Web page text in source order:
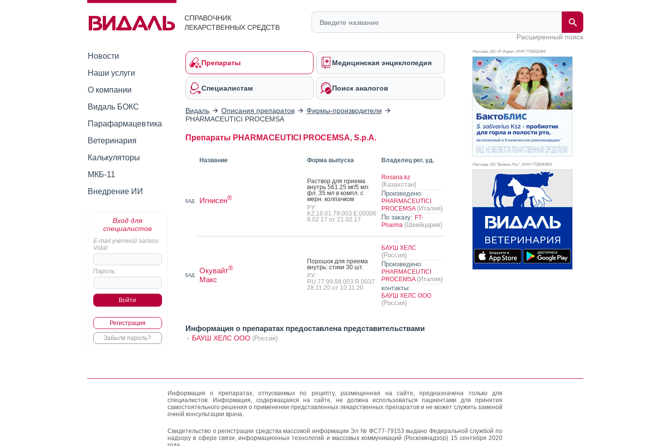
СПРАВОЧНИК
ЛЕКАРСТВЕННЫХ СРЕДСТВ
Расширенный поиск
Новости
Наши услуги
О компании
Видаль БОКС
Парафармацевтика
Ветеринария
Калькуляторы
МКБ-11
Внедрение ИИ
Вход для
специалистов
E-mail учетной записи
Vidal:
Пароль:
Регистрация
Забыли пароль?
Препараты Медицинская энциклопедия
Специалистам Поиск аналогов
Видаль Описания препаратов
Фирмы-производители
PHARMACEUTICI PROCEMSA
Препараты PHARMACEUTICI PROCEMSA, S.p.A.
Название Форма выпуска Владелец рег. уд.
БАД Игнисен®
Рас­твор для при­ема
внутрь 561.25 мг/5 мл:
фл. 35 мл в компл. с
мерн. кол­пачком
РУ:
KZ.16.01.78.003.Е.00006
8.02.17 от 21.02.17
Rosana.kz
(Казахстан)
Произведено:
PHARMACEUTICI
PROCEMSA (Италия)
По заказу: FT-
Pharma (Швейцария)
БАД
Окувайт®
Макс
По­рошок для при­ема
внутрь: сти­ки 30 шт.
РУ:
RU.77.99.88.003.R.0037
28.11.20 от 10.11.20
БАУШ ХЕЛС
(Россия)
Произведено:
PHARMACEUTICI
PROCEMSA (Италия)
контакты:
БАУШ ХЕЛС ООО
(Россия)
Информация о препаратах предоставлена представительствами
БАУШ ХЕЛС ООО (Россия)
Реклама. АО «Р-Фарм», ИНН 7726311464
Реклама. АО "Видаль Рус", ИНН 7728043605
Информация о препаратах, отпускаемых по рецепту, размещенная на сайте, предназначена только для
специалистов. Информация, содержащаяся на сайте, не должна использоваться пациентами для принятия
самостоятельного решения о применении представленных лекарственных препаратов и не может служить заменой
очной консультации врача.
Свидетельство о регистрации средства массовой информации Эл № ФС77-79153 выдано Федеральной службой по
надзору в сфере связи, информационных технологий и массовых коммуникаций (Роскомнадзор) 15 сентября 2020